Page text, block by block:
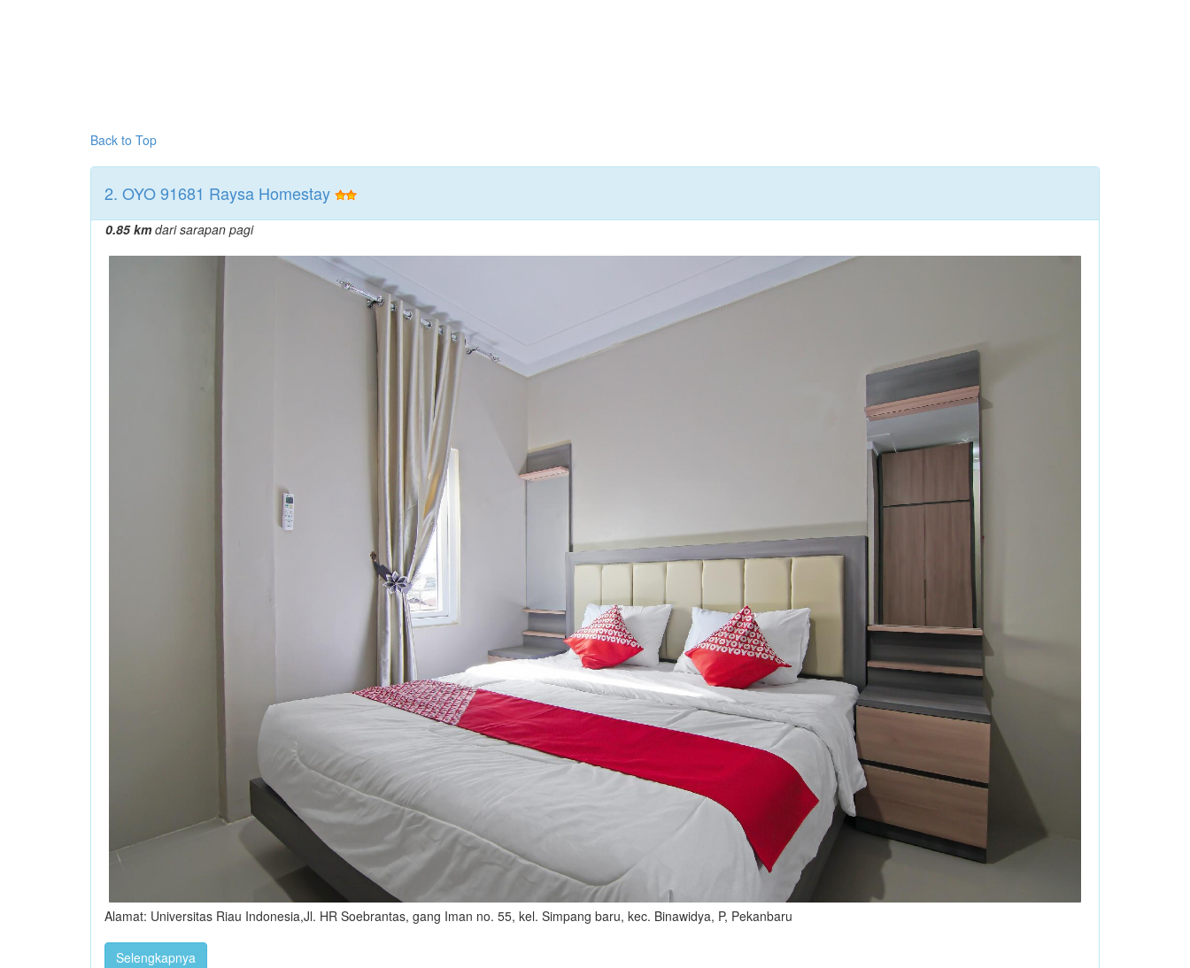
Back to Top
2. OYO 91681 Raysa Homestay
0.85 kmdari sarapan pagi
Alamat: Universitas Riau Indonesia,Jl. HR Soebrantas, gang Iman no. 55, kel. Simpang baru, kec. Binawidya, P, Pekanbaru
Selengkapnya